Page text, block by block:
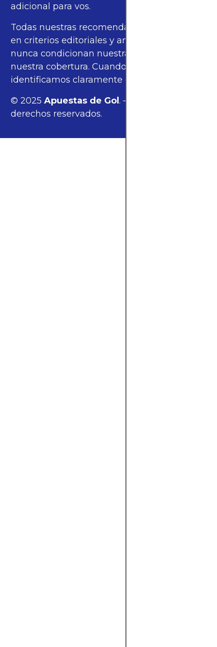
adicional para vos.
Todas nuestras recomendaciones se basan
en criterios editoriales y análisis propios, y
nunca condicionan nuestras opiniones ni
nuestra cobertura. Cuando corresponde,
identificamos claramente estos enlaces.
© 2025Apuestas de Gol. — Todos los
derechos reservados.